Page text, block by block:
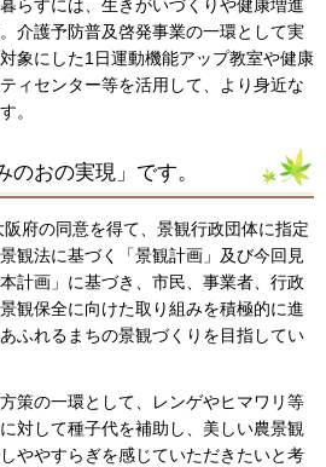
らすには、生きがいづくりや健康増進
介護予防普及啓発事業の一環として実
象にした1日運動機能アップ教室や健康
ィセンター等を活用して、より身近な
。
おの実現」です。
府の同意を得て、景観行政団体に指定
観法に基づく「景観計画」及び今回見
計画」に基づき、市民、事業者、行政
観保全に向けた取り組みを積極的に進
ふれるまちの景観づくりを目指してい
策の一環として、レンゲやヒマワリ等
対して種子代を補助し、美しい農景観
ややすらぎを感じていただきたいと考